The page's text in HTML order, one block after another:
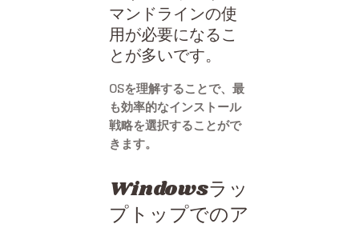
マンドラインの使
用が必要になるこ
とが多いです。
OSを理解することで、最
も効率的なインストール
戦略を選択することがで
きます。
Windowsラッ
プトップでのア